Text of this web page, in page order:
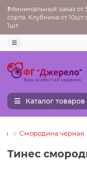
❗Минимальный заказ от
сорта. Клубника от 10шт
1шт
Каталог товаров
Смородина черная
Тинес